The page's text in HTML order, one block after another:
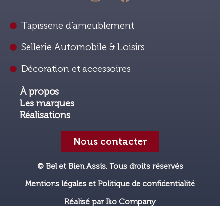
Tapisserie d'ameublement
Sellerie Automobile & Loisirs
Décoration et accessoires
À propos
Les marques
Réalisations
Nous contacter
© Bel et Bien Assis. Tous droits réservés
Mentions légales et Politique de confidentialité
Réalisé par Iko Company